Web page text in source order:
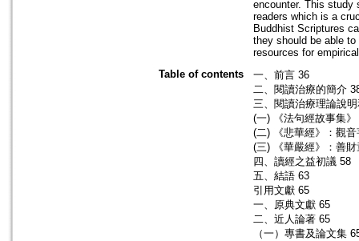
encounter. This study
readers which is a
Buddhist Scriptures
they should be able
resources for
Table of contents
一、前言 36
二、閱讀治療的簡介
三、閱讀治療理論說
(一) 《法句經故事集
(二) 《悲華經》：觀
(三) 《華嚴經》：善
四、讀經之益初議 58
五、結語 63
引用文獻 65
一、原典文獻 65
二、近人論著 65
（一）專書及論文集